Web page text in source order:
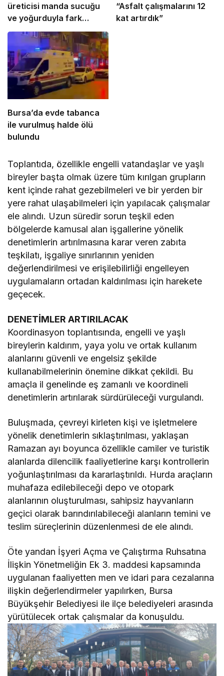
üreticisi manda sucuğu
ve yoğurduyla fark
oluşturdu
“Asfalt çalışmalarını 12
kat artırdık”
Bursa’da evde tabanca
ile vurulmuş halde ölü
bulundu
Toplantıda, özellikle engelli vatandaşlar ve yaşlı
bireyler başta olmak üzere tüm kırılgan grupların
kent içinde rahat gezebilmeleri ve bir yerden bir
yere rahat ulaşabilmeleri için yapılacak çalışmalar
ele alındı. Uzun süredir sorun teşkil eden
bölgelerde kamusal alan işgallerine yönelik
denetimlerin artırılmasına karar veren zabıta
teşkilatı, işgaliye sınırlarının yeniden
değerlendirilmesi ve erişilebilirliği engelleyen
uygulamaların ortadan kaldırılması için harekete
geçecek.
DENETİMLER ARTIRILACAK
Koordinasyon toplantısında, engelli ve yaşlı
bireylerin kaldırım, yaya yolu ve ortak kullanım
alanlarını güvenli ve engelsiz şekilde
kullanabilmelerinin önemine dikkat çekildi. Bu
amaçla il genelinde eş zamanlı ve koordineli
denetimlerin artırılarak sürdürüleceği vurgulandı.
Buluşmada, çevreyi kirleten kişi ve işletmelere
yönelik denetimlerin sıklaştırılması, yaklaşan
Ramazan ayı boyunca özellikle camiler ve turistik
alanlarda dilencilik faaliyetlerine karşı kontrollerin
yoğunlaştırılması da kararlaştırıldı. Hurda araçların
muhafaza edilebileceği depo ve otopark
alanlarının oluşturulması, sahipsiz hayvanların
geçici olarak barındırılabileceği alanların temini ve
teslim süreçlerinin düzenlenmesi de ele alındı.
Öte yandan İşyeri Açma ve Çalıştırma Ruhsatına
İlişkin Yönetmeliğin Ek 3. maddesi kapsamında
uygulanan faaliyetten men ve idari para cezalarına
ilişkin değerlendirmeler yapılırken, Bursa
Büyükşehir Belediyesi ile ilçe belediyeleri arasında
yürütülecek ortak çalışmalar da konuşuldu.